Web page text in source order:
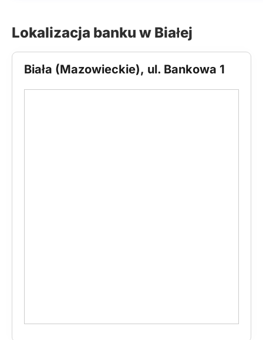
Lokalizacja banku w Białej
Biała (Mazowieckie), ul. Bankowa 1